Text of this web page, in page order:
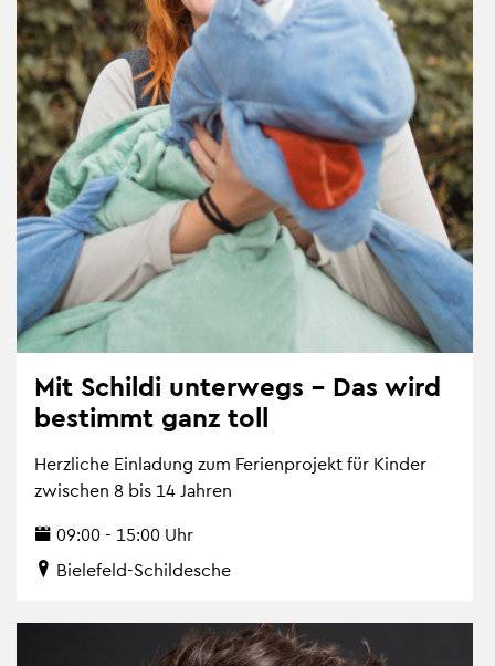
Mit Schil­di un­ter­wegs – Das wird
be­stimmt ganz toll
Herz­li­che Ein­la­dung zum Fe­ri­en­pro­jekt für Kin­der
zwi­schen 8 bis 14 Jah­ren
09:00 - 15:00 Uhr
Bie­le­feld-Schil­desche